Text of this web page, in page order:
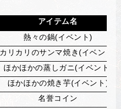
アイテム名
熱々の鍋(イベント)
カリカリのサンマ焼き(イベント)
ほかほかの蒸しガニ(イベント)
ほかほかの焼き芋(イベント)
名誉コイン